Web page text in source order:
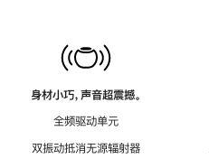
身材小巧，声音超震撼。
全频驱动单元
双振动抵消无源辐射器